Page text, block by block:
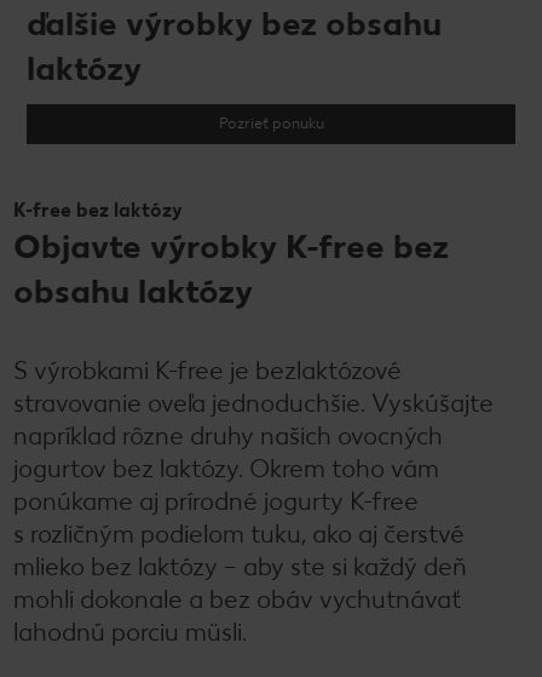
ďalšie výrobky bez obsahu
laktózy
Pozrieť ponuku
K-free bez laktózy
Objavte výrobky K-free bez
obsahu laktózy
S výrobkami K-free je bezlaktózové
stravovanie oveľa jednoduchšie. Vyskúšajte
napríklad rôzne druhy našich ovocných
jogurtov bez laktózy. Okrem toho vám
ponúkame aj prírodné jogurty K-free
s rozličným podielom tuku, ako aj čerstvé
mlieko bez laktózy – aby ste si každý deň
mohli dokonale a bez obáv vychutnávať
lahodnú porciu müsli.